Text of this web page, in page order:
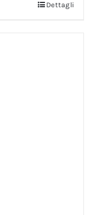
Dettagli